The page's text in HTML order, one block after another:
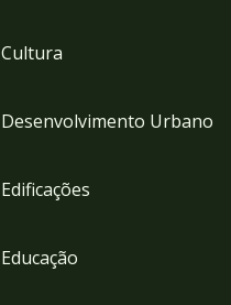
Cultura
Desenvolvimento Urbano
Edificações
Educação